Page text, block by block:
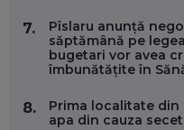
VALENTIN
PROCESE, DAR
EP. 53
7.
Pîslaru anunță
săptămână pe
bugetari vor avea
îmbunătățite în
8.
Prima localitate din
apa din cauza